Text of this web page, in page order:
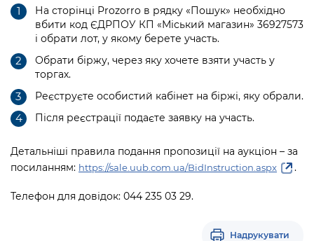
Підприємства, установи, організації
Kyiv International Relations
Річні звіти
Гендерна політика
Безбар'єрність
Київська міська військова адміністрація
Портал Захисників та Захисниць
Портал послуг
Уряд» – місцевий рівень»
Важливе під час воєнного стану
Про відкриті дані
Портал даних Києва
Публічні дашборди
На сторінці Prozorro в рядку «Пошук» необхідно
вбити код ЄДРПОУ КП «Міський магазин» 36927573
і обрати лот, у якому берете участь.
Обрати біржу, через яку хочете взяти участь у
торгах.
Реєструєте особистий кабінет на біржі, яку обрали.
Після реєстрації подаєте заявку на участь.
Детальніші правила подання пропозиції на аукціон – за
посиланням: https://sale.uub.com.ua/BidInstruction.aspx .
Телефон для довідок: 044 235 03 29.
Надрукувати